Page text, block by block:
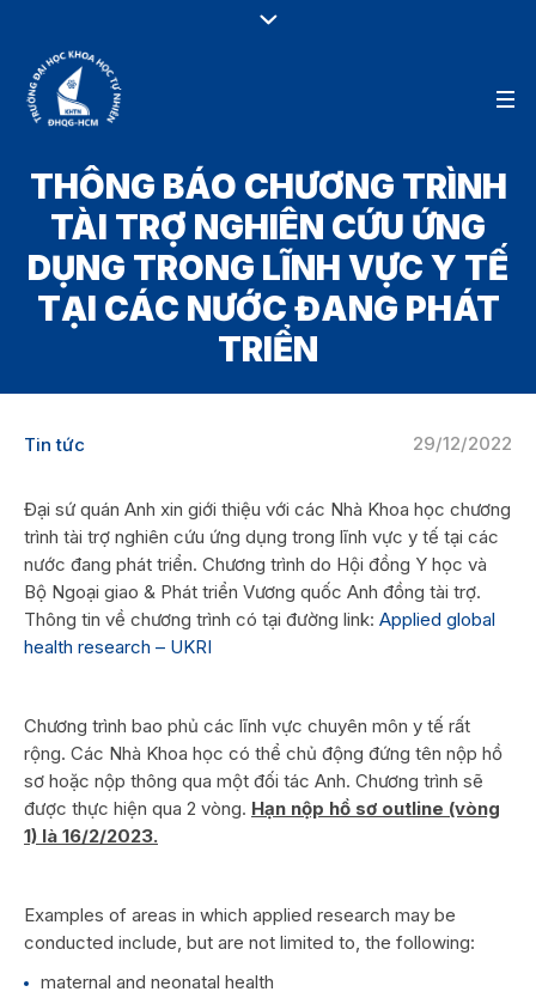
THÔNG BÁO CHƯƠNG TRÌNH
TÀI TRỢ NGHIÊN CỨU ỨNG
DỤNG TRONG LĨNH VỰC Y TẾ
TẠI CÁC NƯỚC ĐANG PHÁT
TRIỂN
29/12/2022
Tin tức
Đại sứ quán Anh xin giới thiệu với các Nhà Khoa học chương
trình tài trợ nghiên cứu ứng dụng trong lĩnh vực y tế tại các
nước đang phát triển. Chương trình do Hội đồng Y học và
Bộ Ngoại giao & Phát triển Vương quốc Anh đồng tài trợ.
Thông tin về chương trình có tại đường link: Applied global
health research – UKRI
Chương trình bao phủ các lĩnh vực chuyên môn y tế rất
rộng. Các Nhà Khoa học có thể chủ động đứng tên nộp hồ
sơ hoặc nộp thông qua một đối tác Anh. Chương trình sẽ
được thực hiện qua 2 vòng. Hạn nộp hồ sơ outline (vòng
1) là 16/2/2023.
Examples of areas in which applied research may be
conducted include, but are not limited to, the following:
maternal and neonatal health